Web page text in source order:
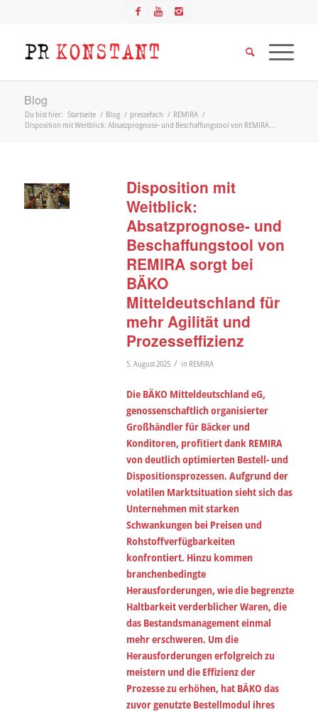
Blog
Du bist hier: Startseite / Blog / pressefach / REMIRA /
Disposition mit Weitblick: Absatzprognose- und Beschaffungstool von REMIRA...
Disposition mit
Weitblick:
Absatzprognose- und
Beschaffungstool von
REMIRA sorgt bei
BÄKO
Mitteldeutschland für
mehr Agilität und
Prozesseffizienz
5. August 2025 / in REMIRA
Die BÄKO Mitteldeutschland eG,
genossenschaftlich organisierter
Großhändler für Bäcker und
Konditoren, profitiert dank REMIRA
von deutlich optimierten Bestell- und
Dispositionsprozessen. Aufgrund der
volatilen Marktsituation sieht sich das
Unternehmen mit starken
Schwankungen bei Preisen und
Rohstoffverfügbarkeiten
konfrontiert. Hinzu kommen
branchenbedingte
Herausforderungen, wie die begrenzte
Haltbarkeit verderblicher Waren, die
das Bestandsmanagement einmal
mehr erschweren. Um die
Herausforderungen erfolgreich zu
meistern und die Effizienz der
Prozesse zu erhöhen, hat BÄKO das
zuvor genutzte Bestellmodul ihres